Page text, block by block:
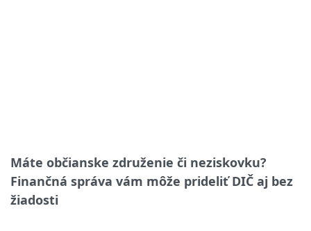
Máte občianske združenie či neziskovku?
Finančná správa vám môže prideliť DIČ aj bez
žiadosti